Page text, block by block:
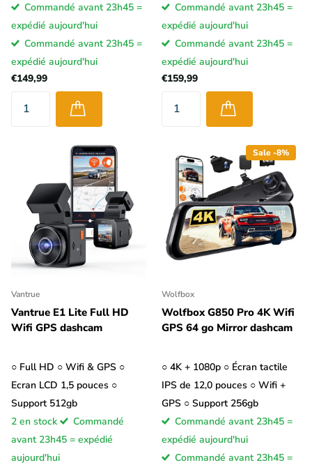
Commandé avant 23h45 =
expédié aujourd'hui
Commandé avant 23h45 =
expédié aujourd'hui
€149,99
Commandé avant 23h45 =
expédié aujourd'hui
Commandé avant 23h45 =
expédié aujourd'hui
€159,99
Vantrue
Vantrue E1 Lite Full HD
Wifi GPS dashcam
○ Full HD ○ Wifi & GPS ○
Ecran LCD 1,5 pouces ○
Support 512gb
2 en stock
Commandé
avant 23h45 = expédié
aujourd'hui
Sale -8%
Wolfbox
Wolfbox G850 Pro 4K Wifi
GPS 64 go Mirror dashcam
○ 4K + 1080p ○ Écran tactile
IPS de 12,0 pouces ○ Wifi +
GPS ○ Support 256gb
Commandé avant 23h45 =
expédié aujourd'hui
Commandé avant 23h45 =